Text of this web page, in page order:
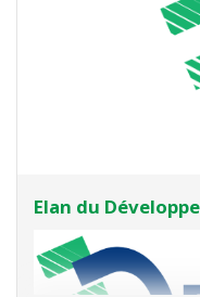
Fourniture
Elan du